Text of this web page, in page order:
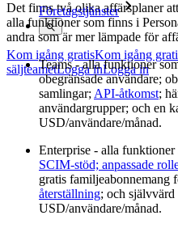
Företagstjänster
Kom igång gratisKom igång
säljteametLogga inLogga in
Det finns två olika affärsplaner
alla funktioner som finns i
andra som är mer lämpade för
Teams - alla funktioner
obegränsade användare;
samlingar; API-åtkomst;
användargrupper; och en
USD/användare/månad.
Enterprise - alla funktioner
SCIM-stöd; anpassade
gratis familjeabonnemang
återställning; och
USD/användare/månad.